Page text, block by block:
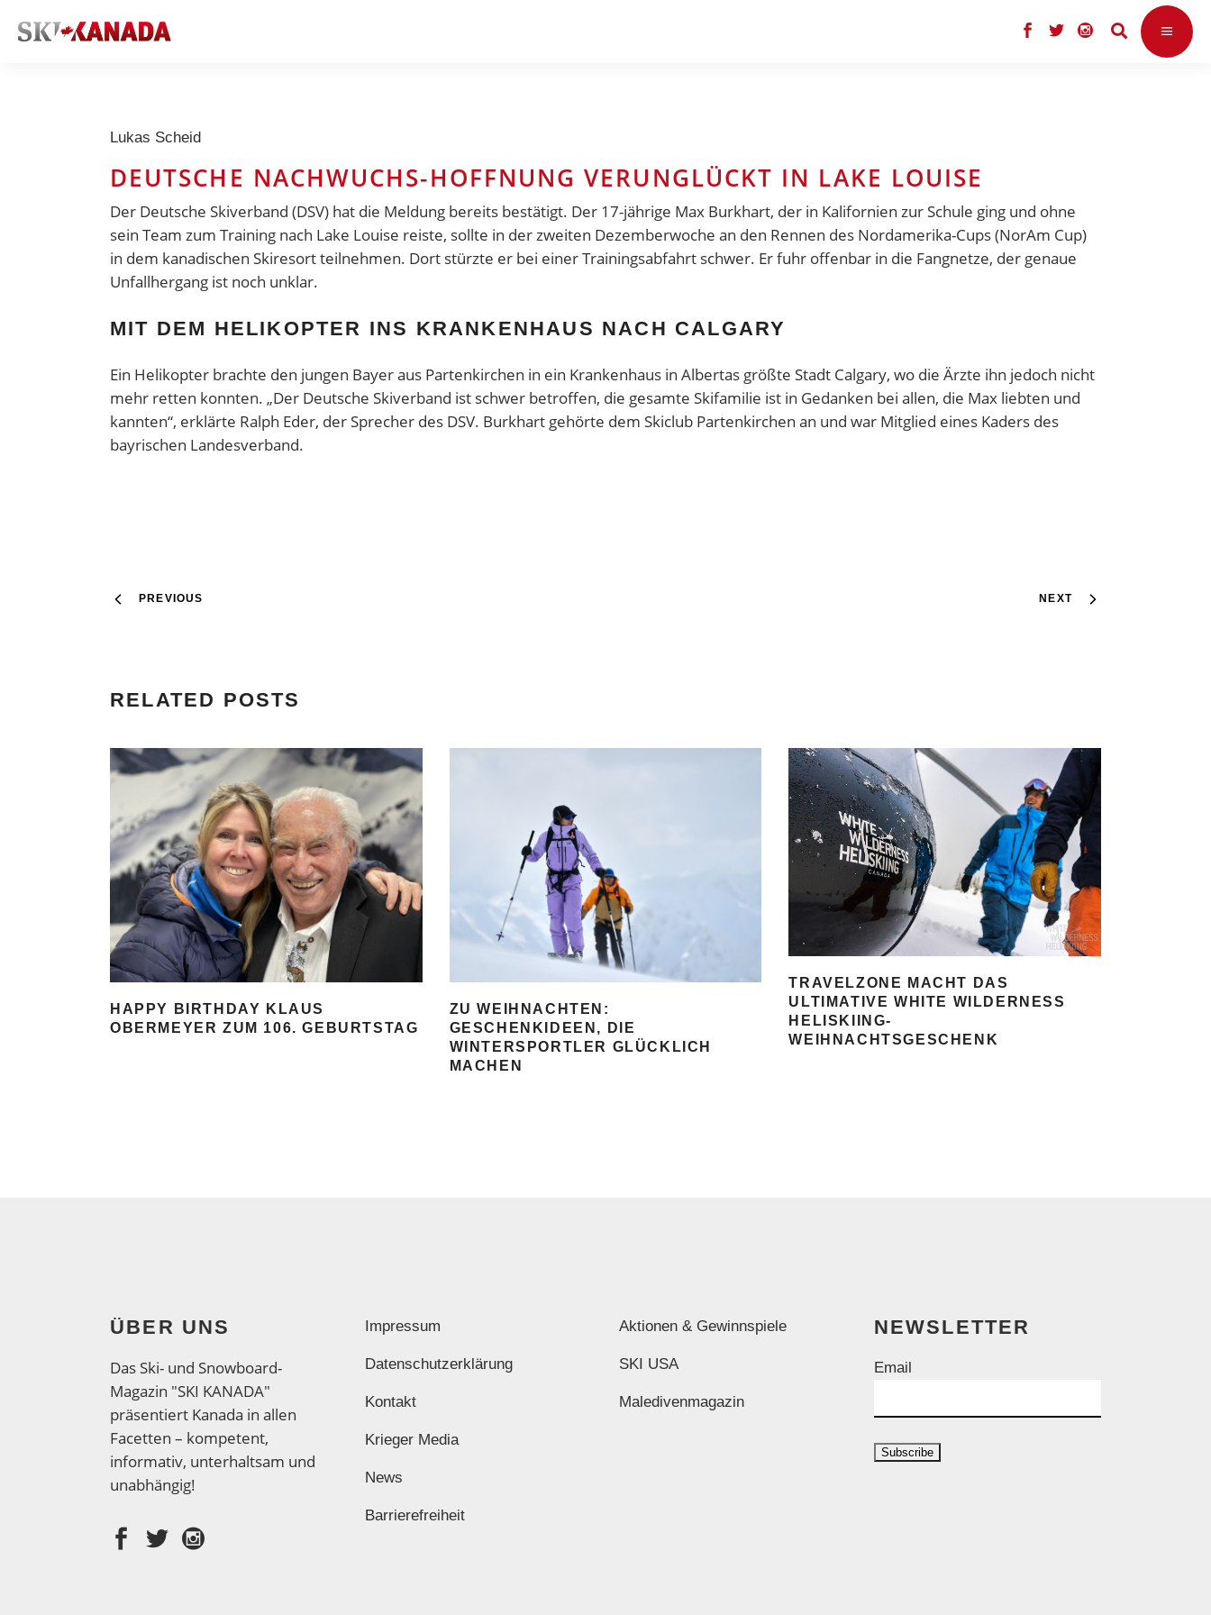
Lukas Scheid
DEUTSCHE NACHWUCHS-HOFFNUNG VERUNGLÜCKT IN LAKE LOUISE
Der Deutsche Skiverband (DSV) hat die Meldung bereits bestätigt. Der 17-jährige Max Burkhart, der in Kalifornien zur Schule ging und ohne
sein Team zum Training nach Lake Louise reiste, sollte in der zweiten Dezemberwoche an den Rennen des Nordamerika-Cups (NorAm Cup)
in dem kanadischen Skiresort teilnehmen. Dort stürzte er bei einer Trainingsabfahrt schwer. Er fuhr offenbar in die Fangnetze, der genaue
Unfallhergang ist noch unklar.
MIT DEM HELIKOPTER INS KRANKENHAUS NACH CALGARY
Ein Helikopter brachte den jungen Bayer aus Partenkirchen in ein Krankenhaus in Albertas größte Stadt Calgary, wo die Ärzte ihn jedoch nicht
mehr retten konnten. „Der Deutsche Skiverband ist schwer betroffen, die gesamte Skifamilie ist in Gedanken bei allen, die Max liebten und
kannten“, erklärte Ralph Eder, der Sprecher des DSV. Burkhart gehörte dem Skiclub Partenkirchen an und war Mitglied eines Kaders des
bayrischen Landesverband.
PREVIOUS NEXT
RELATED POSTS
HAPPY BIRTHDAY KLAUS
OBERMEYER ZUM 106. GEBURTSTAG
ZU WEIHNACHTEN:
GESCHENKIDEEN, DIE
WINTERSPORTLER GLÜCKLICH
MACHEN
TRAVELZONE MACHT DAS
ULTIMATIVE WHITE WILDERNESS
HELISKIING-
WEIHNACHTSGESCHENK
ÜBER UNS
Das Ski- und Snowboard-
Magazin "SKI KANADA"
präsentiert Kanada in allen
Facetten – kompetent,
informativ, unterhaltsam und
unabhängig!
Impressum
Datenschutzerklärung
Kontakt
Krieger Media
News
Barrierefreiheit
Aktionen & Gewinnspiele
SKI USA
Maledivenmagazin
NEWSLETTER
Email